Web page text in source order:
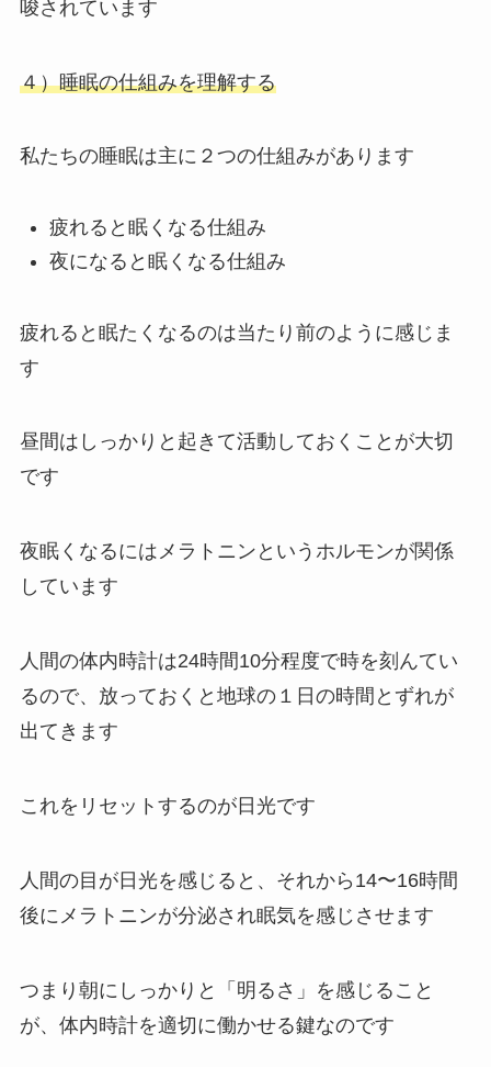
唆されています
４）睡眠の仕組みを理解する
私たちの睡眠は主に２つの仕組みがあります
疲れると眠くなる仕組み
夜になると眠くなる仕組み
疲れると眠たくなるのは当たり前のように感じま
す
昼間はしっかりと起きて活動しておくことが大切
です
夜眠くなるにはメラトニンというホルモンが関係
しています
人間の体内時計は24時間10分程度で時を刻んてい
るので、放っておくと地球の１日の時間とずれが
出てきます
これをリセットするのが日光です
人間の目が日光を感じると、それから14〜16時間
後にメラトニンが分泌され眠気を感じさせます
つまり朝にしっかりと「明るさ」を感じること
が、体内時計を適切に働かせる鍵なのです